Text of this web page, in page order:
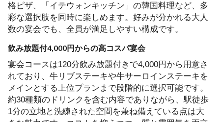
格ピザ、「イテウォンキッチン」の韓国料理など、多
彩な選択肢を同時に楽しめます。好みが分かれる大人
数の宴会でも、全員が満足しやすい構成です。
飲み放題付4,000円からの高コスパ宴会
宴会コースは120分飲み放題付きで4,000円から用意さ
れており、牛リブステーキや牛サーロインステーキを
メインとする上位プランまで段階的に選択可能です。
約30種類のドリンクを含む内容でありながら、駅徒歩
1分の立地と洗練された空間を兼ね備えている点は大